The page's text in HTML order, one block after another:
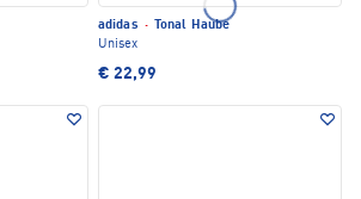
adidas ·
Tonal Haube
Unisex
€ 22,99